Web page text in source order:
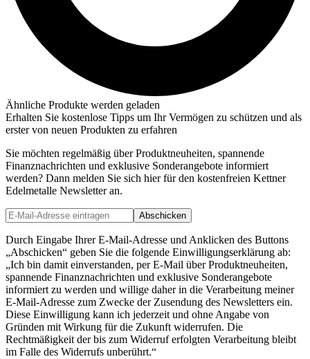
Ähnliche Produkte werden geladen
Erhalten Sie kostenlose Tipps um Ihr Vermögen zu schützen und als
erster von neuen Produkten zu erfahren
Sie möchten regelmäßig über Produktneuheiten, spannende
Finanznachrichten und exklusive Sonderangebote informiert
werden? Dann melden Sie sich hier für den kostenfreien Kettner
Edelmetalle Newsletter an.
Abschicken
Durch Eingabe Ihrer E-Mail-Adresse und Anklicken des Buttons
„Abschicken“ geben Sie die folgende Einwilligungserklärung ab:
„Ich bin damit einverstanden, per E-Mail über Produktneuheiten,
spannende Finanznachrichten und exklusive Sonderangebote
informiert zu werden und willige daher in die Verarbeitung meiner
E-Mail-Adresse zum Zwecke der Zusendung des Newsletters ein.
Diese Einwilligung kann ich jederzeit und ohne Angabe von
Gründen mit Wirkung für die Zukunft widerrufen. Die
Rechtmäßigkeit der bis zum Widerruf erfolgten Verarbeitung bleibt
im Falle des Widerrufs unberührt.“